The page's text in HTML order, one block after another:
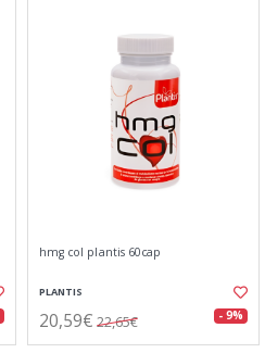
hmg col plantis 60cap
PLANTIS
20,59€ 22,65€ - 9%